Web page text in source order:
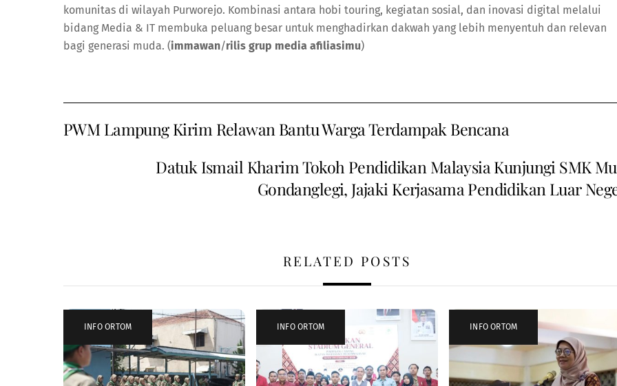
komunitas di wilayah Purworejo. Kombinasi antara hobi touring, kegiatan sosial, dan inovasi digital melalui
bidang Media & IT membuka peluang besar untuk menghadirkan dakwah yang lebih menyentuh dan relevan
bagi generasi muda. (immawan/rilis grup media afiliasimu)
PWM Lampung Kirim Relawan Bantu Warga Terdampak Bencana
Datuk Ismail Kharim Tokoh Pendidikan Malaysia Kunjungi SMK
Gondanglegi, Jajaki Kerjasama Pendidikan Luar
RELATED POSTS
INFO ORTOM INFO ORTOM INFO ORTOM